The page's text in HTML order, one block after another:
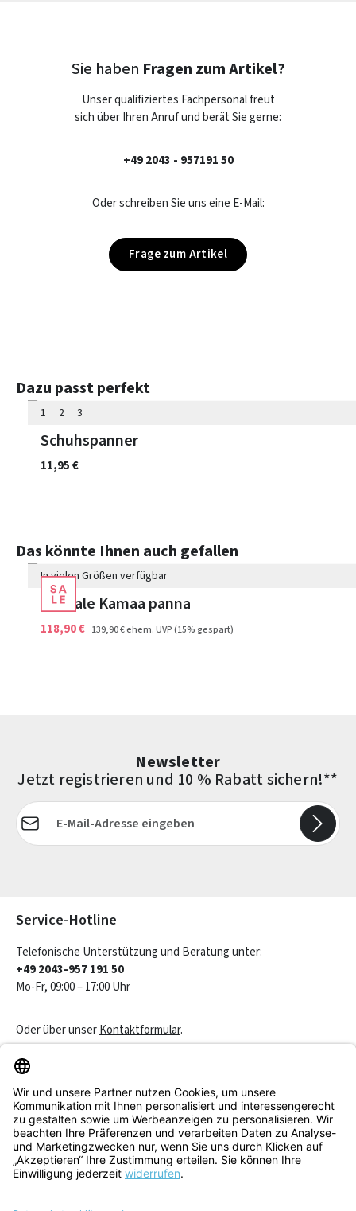
Sie haben Fragen zum Artikel?
Unser qualifiziertes Fachpersonal freut
sich über Ihren Anruf und berät Sie gerne:
+49 2043 - 957191 50
Oder schreiben Sie uns eine E-Mail:
Frage zum Artikel
Produktgalerie überspringen
Dazu passt perfekt
1 2 3
Schuhspanner
11,95 €
Produktgalerie überspringen
Das könnte Ihnen auch gefallen
9 Farben
In vielen Größen verfügbar
Sandale Kamaa panna
118,90 € 139,90 €ehem. UVP(15% gespart)
Newsletter
Jetzt registrieren und 10 % Rabatt sichern!**
E-Mail-Adresse*
Service-Hotline
Telefonische Unterstützung und Beratung unter:
+49 2043-957 191 50
Mo-Fr, 09:00 – 17:00 Uhr
Oder über unserKontaktformular.
Service & Beratung
Informationen